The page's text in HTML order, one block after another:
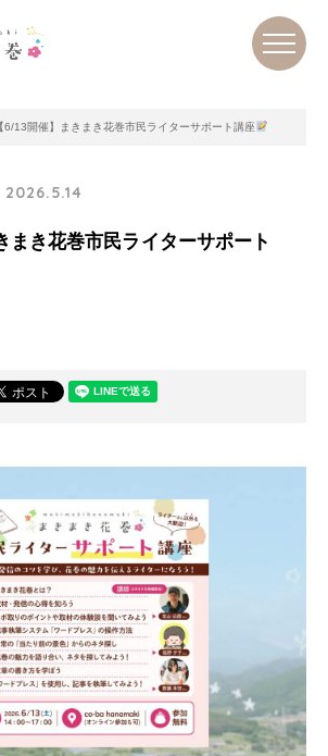
【6/13開催】まきまき花巻市民ライターサポート講座
2026.5.14
まき花巻市民ライターサポート